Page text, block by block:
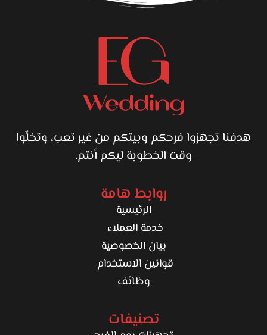
هدفنا تجهزوا فرحكم وبيتكم من غير تعب، وتخلّوا
وقت الخطوبة ليكم أنتم.
روابط هامة
الرئيسية
خدمة العملاء
بيان الخصوصية
قوانين الاستخدام
وظائف
تصنيفات